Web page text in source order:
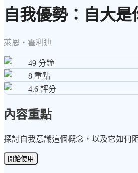
自我優勢：自大
萊恩・霍利迪
49 分鐘
8 重點
4.6 評分
內容重點
探討自我意識這個概念，以及它如何
開始使用